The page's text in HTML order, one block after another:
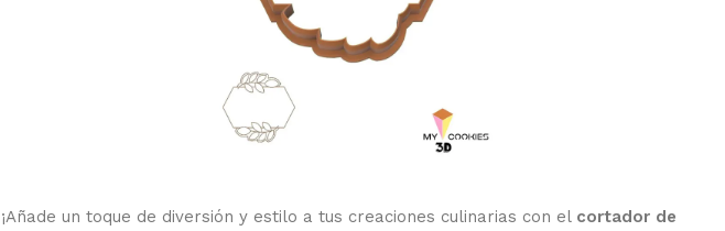
¡Añade un toque de diversión y estilo a tus creaciones culinarias con el cortador de